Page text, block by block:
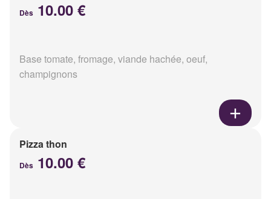
Dès 10.00 €
Base tomate, fromage, viande hachée, oeuf,
champignons
Pizza thon
Dès 10.00 €